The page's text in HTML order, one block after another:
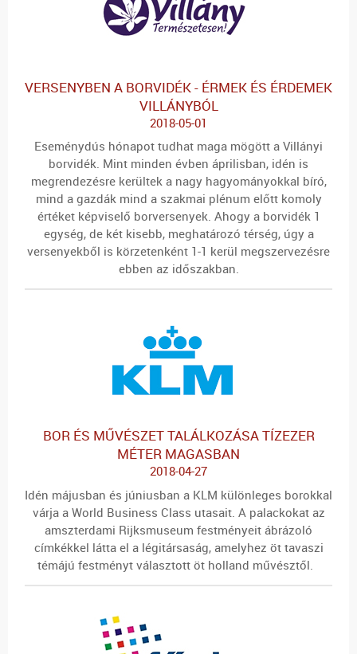
VERSENYBEN A BORVIDÉK - ÉRMEK ÉS ÉRDEMEK
VILLÁNYBÓL
2018-05-01
Eseménydús hónapot tudhat maga mögött a Villányi
borvidék. Mint minden évben áprilisban, idén is
megrendezésre kerültek a nagy hagyományokkal bíró,
mind a gazdák mind a szakmai plénum előtt komoly
értéket képviselő borversenyek. Ahogy a borvidék 1
egység, de két kisebb, meghatározó térség, úgy a
versenyekből is körzetenként 1-1 kerül megszervezésre
ebben az időszakban.
BOR ÉS MŰVÉSZET TALÁLKOZÁSA TÍZEZER
MÉTER MAGASBAN
2018-04-27
Idén májusban és júniusban a KLM különleges borokkal
várja a World Business Class utasait. A palackokat az
amszterdami Rijksmuseum festményeit ábrázoló
címkékkel látta el a légitársaság, amelyhez öt tavaszi
témájú festményt választott öt holland művésztől.